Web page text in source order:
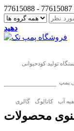
دهید
تولید کودحیوانی
پمپ
آب کاتالوگ گالری
محصولات